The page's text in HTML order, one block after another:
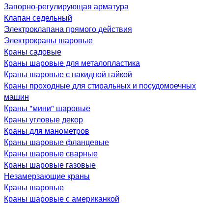
Запорно-регулирующая арматура
Клапан седельный
Электроклапана прямого действия
Электрокраны шаровые
Краны садовые
Краны шаровые для металопластика
Краны шаровые с накидной гайкой
Краны проходные для стиральных и посудомоечных
машин
Краны "мини" шаровые
Краны угловые декор
Краны для манометров
Краны шаровые фланцевые
Краны шаровые сварные
Краны шаровые газовые
Незамерзающие краны
Краны шаровые
Краны шаровые с американкой